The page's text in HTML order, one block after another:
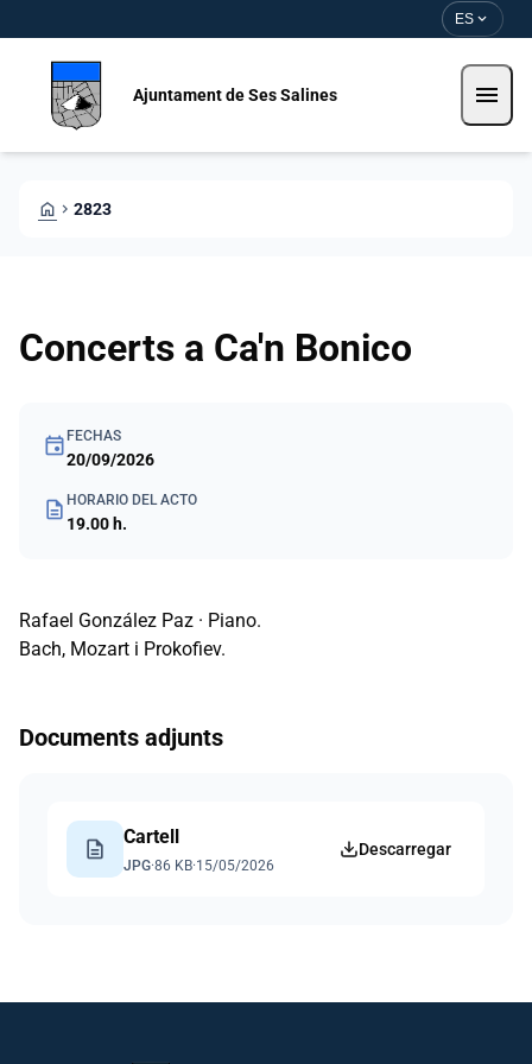
ES expand_more
Ajuntament de Ses Salines menu
HOME CHEVRON_RIGHT 2823
Concerts a Ca'n Bonico
event FECHAS
20/09/2026
description HORARIO DEL ACTO
19.00 h.
Rafael González Paz · Piano.
Bach, Mozart i Prokofiev.
Documents adjunts
description Cartell
JPG·86 KB·15/05/2026
Descarregar